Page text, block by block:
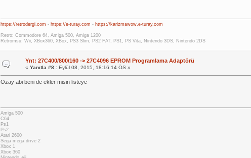
https://retrodergi.com - https://e-turay.com - https://karizmawow.e-turay.com
Retro: Commodore 64, Amiga 500, Amiga 1200
Retromsu: Wii, XBox360, XBox, PS3 Slim, PS2 FAT, PS1, PS Vita, Nintendo 3DS, Nintendo 2DS
Ynt: 27C400/800/160 -> 27C4096 EPROM Programlama Adaptörü
« Yanıtla #8 :Eylül 08, 2015, 18:16:14 ÖS »
Özay abi beni de ekler misin listeye
Amiga 500
C64
Ps1
Ps2
Atari 2600
Sega mega drıve 2
Xbox 1
Xbox 360